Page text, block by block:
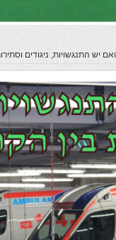
יש התנגשויות, ניגודים